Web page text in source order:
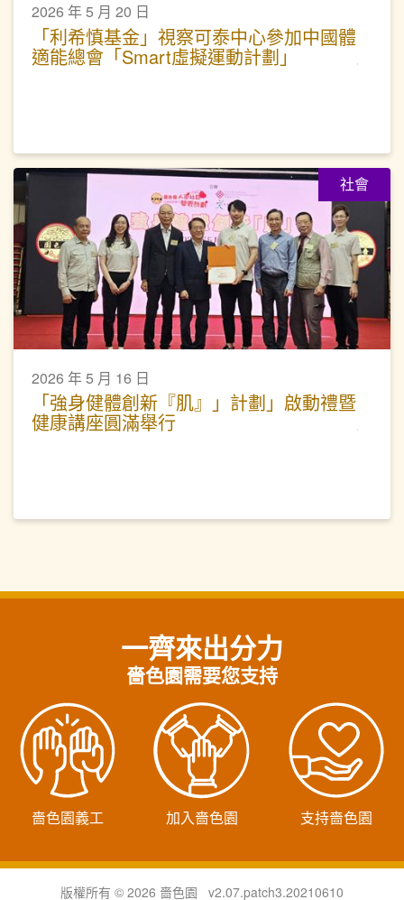
2026 年 5 月 20 日
「利希慎基金」視察可泰中心參加中國體
適能總會「Smart虛擬運動計劃」
社會
2026 年 5 月 16 日
「強身健體創新『肌』」計劃」啟動禮暨
健康講座圓滿舉行
一齊來出分力
嗇色園需要您支持
嗇色園義工 加入嗇色園 支持嗇色園
版權所有 © 2026 嗇色園 v2.07.patch3.20210610